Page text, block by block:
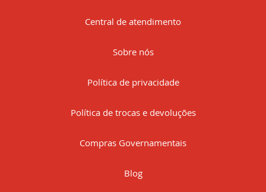
Central de atendimento
Sobre nós
Política de privacidade
Política de trocas e devoluções
Compras Governamentais
Blog